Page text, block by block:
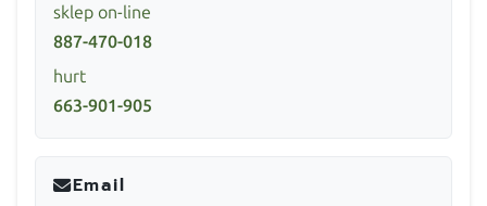
sklep on-line
887-470-018
hurt
663-901-905
Email